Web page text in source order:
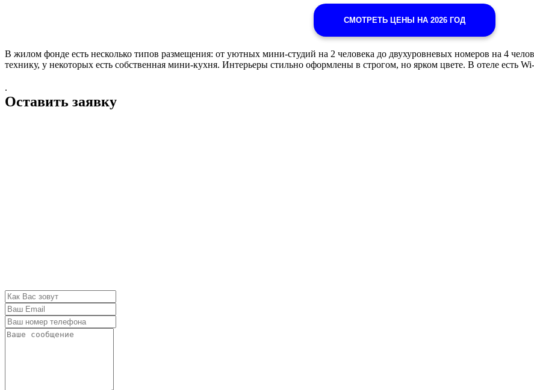
СМОТРЕТЬ ЦЕНЫ НА 2026 ГОД
В жилом фонде есть несколько типов размещения: от уютных мини-студий на 2 человека до двухуровневых номеров на 4
технику, у некоторых есть собственная мини-кухня. Интерьеры стильно оформлены в строгом, но ярком цвете. В отеле
.
Оставить заявку